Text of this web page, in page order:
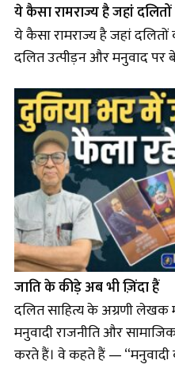
ये कैसा रामराज्य है जहां
ये कैसा रामराज्य है जहां दलितों
दलित उत्पीड़न और मनुवाद पर
जाति के कीड़े अब भी ज़िंदा हैं
दलित साहित्य के अग्रणी लेखक
मनुवादी राजनीति और
करते हैं। वे कहते हैं — “मनुवादी